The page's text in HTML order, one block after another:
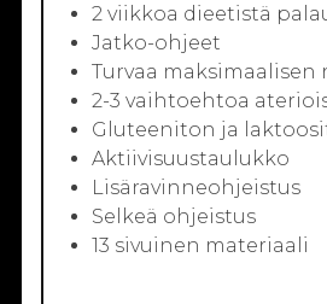
2 viikkoa dieetistä
Jatko-ohjeet
Turvaa maksimaalisen
2-3 vaihtoehtoa
Gluteeniton ja
Aktiivisuustaulukko
Lisäravinneohjeistus
Selkeä ohjeistus
13 sivuinen materiaali